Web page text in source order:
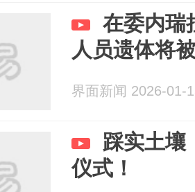
在委内瑞
人员遗体将
界面新闻 2026-01-
踩实土壤
仪式！